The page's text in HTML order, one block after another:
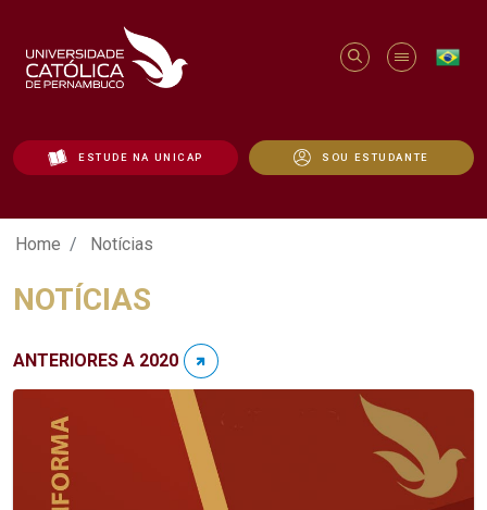
ESTUDE NA UNICAP SOU ESTUDANTE
Notícias - Unicap
Home Notícias
NOTÍCIAS
ANTERIORES A 2020